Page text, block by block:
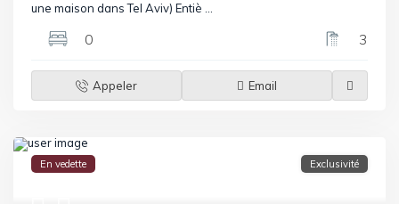
une maison dans Tel Aviv) Entiè
0 3
Appeler Email
En vedette Exclusivité